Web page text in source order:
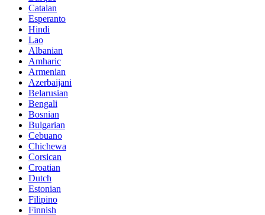
Catalan
Esperanto
Hindi
Lao
Albanian
Amharic
Armenian
Azerbaijani
Belarusian
Bengali
Bosnian
Bulgarian
Cebuano
Chichewa
Corsican
Croatian
Dutch
Estonian
Filipino
Finnish